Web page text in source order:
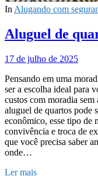
In Alugando com
Aluguel de
17 de julho de 2025
Pensando em uma
ser a escolha ideal para
custos com moradia
aluguel de quartos pode
econômico, esse tipo de
convivência e troca de
que você precisa saber
onde…
Ler mais